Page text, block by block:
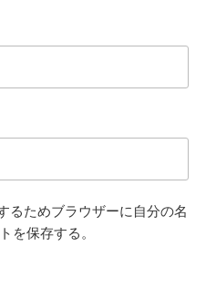
るためブラウザーに自分の名
を保存する。